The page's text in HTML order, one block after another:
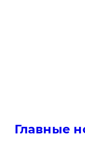
Главные